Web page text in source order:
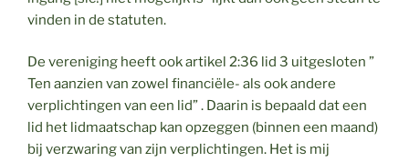
vinden in de statuten.
De vereniging heeft ook artikel 2:36 lid 3 uitgesloten ”
Ten aanzien van zowel financiële- als ook andere
verplichtingen van een lid” . Daarin is bepaald dat een
lid het lidmaatschap kan opzeggen (binnen een maand)
bij verzwaring van zijn verplichtingen. Het is mij